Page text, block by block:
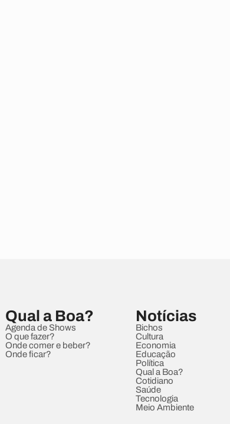
Qual a Boa?
Agenda de Shows
O que fazer?
Onde comer e beber?
Onde ficar?
Notícias
Bichos
Cultura
Economia
Educação
Política
Qual a Boa?
Cotidiano
Saúde
Tecnologia
Meio Ambiente